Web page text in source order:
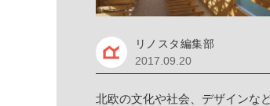
リノスタ編集部
2017.09.20
北欧の文化や社会、デザインな